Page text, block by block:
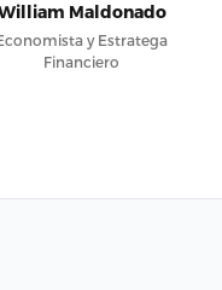
Maldonado
y Estratega
Financiero